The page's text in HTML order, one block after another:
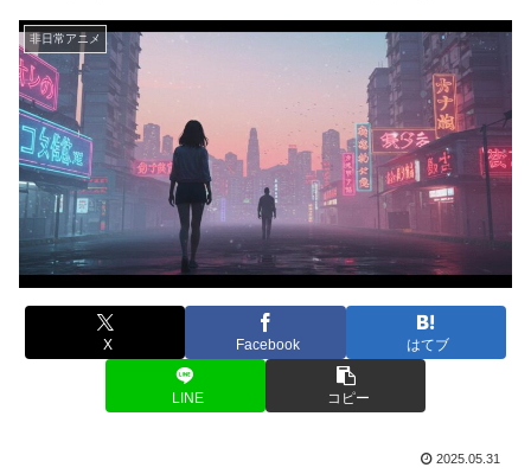
非日常アニメ
X Facebook はてブ
LINE コピー
2025.05.31